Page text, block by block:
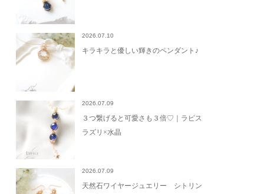
2026.07.10
キラキラと優しい輝きのペンダント♪
2026.07.09
３つ繋げると可愛さも３倍♡｜ラピス
ラズリ×水晶
2026.07.09
天然石ワイヤージュエリー シトリン